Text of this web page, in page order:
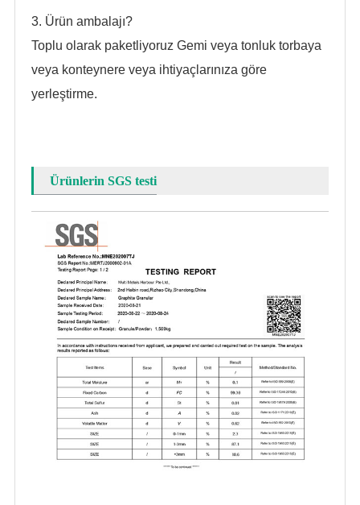
3. Ürün ambalajı?
Toplu olarak paketliyoruz Gemi veya tonluk torbaya
veya konteynere veya ihtiyaçlarınıza göre
yerleştirme.
Ürünlerin SGS testi